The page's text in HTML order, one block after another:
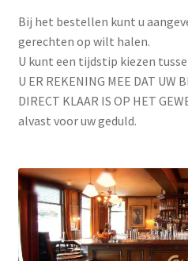
Bij het bestellen kunt u
gerechten op wilt halen.
U kunt een tijdstip kiezen
U ER REKENING MEE DAT UW
DIRECT KLAAR IS OP HET
alvast voor uw geduld.